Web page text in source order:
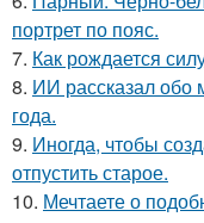
портрет по пояс.
7. Как рождается
8. ИИ рассказал обо
года.
9. Иногда, чтобы
отпустить старое.
10. Мечтаете о